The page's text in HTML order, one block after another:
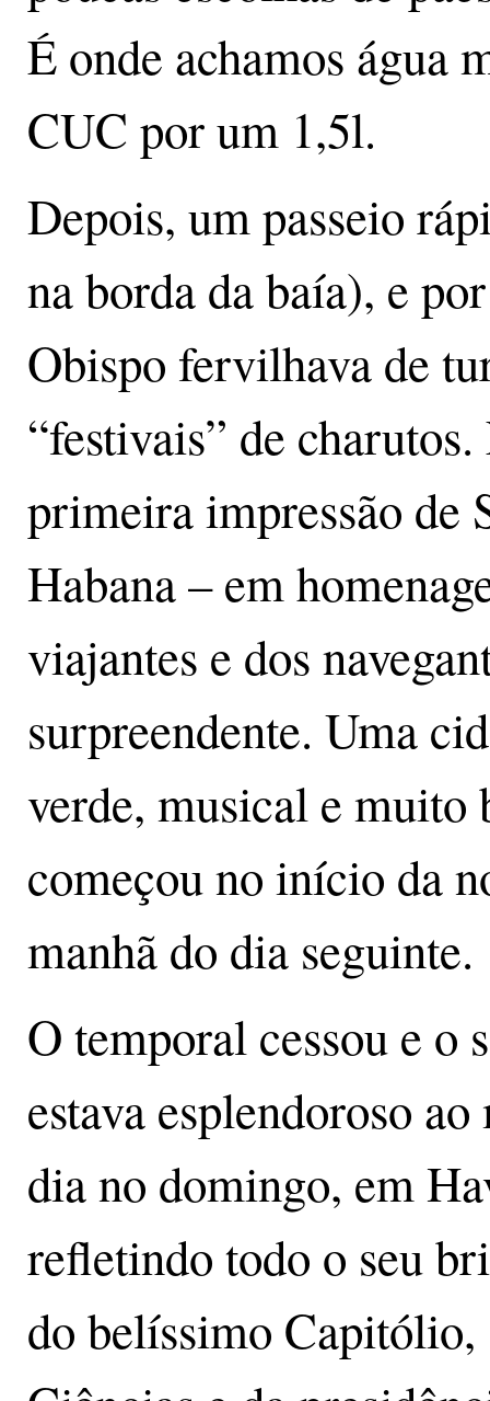
É onde achamos água
CUC por um 1,5l.
Depois, um passeio
na borda da baía), e
Obispo fervilhava de
“festivais” de
primeira impressão de
Habana – em
viajantes e dos
surpreendente. Uma
verde, musical e
começou no início da
manhã do dia seguinte.
O temporal cessou e o
estava esplendoroso
dia no domingo, em
refletindo todo o seu
do belíssimo Capitólio,